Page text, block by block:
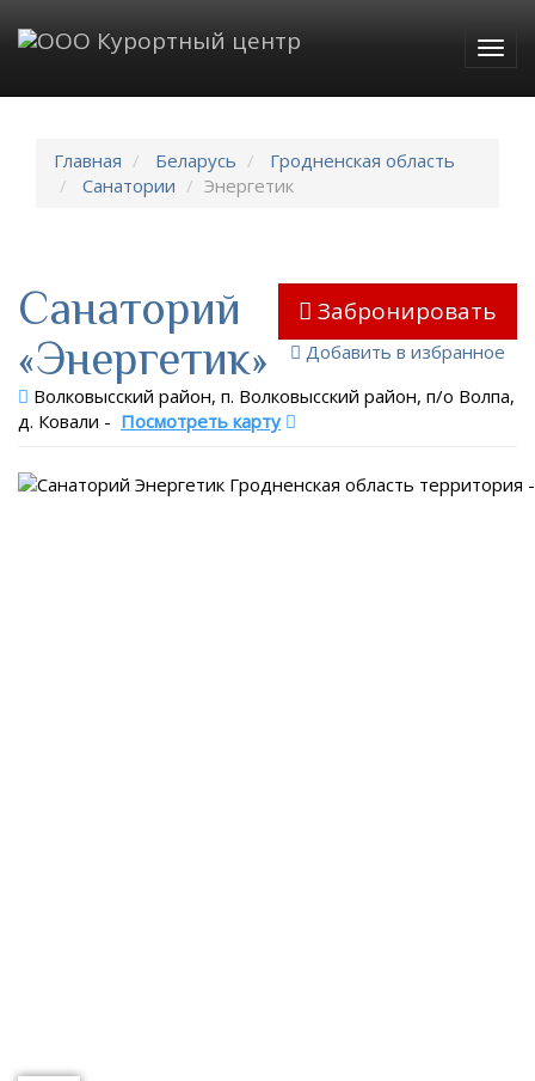
Главная Беларусь
Гродненская область
Санатории
Энергетик
Забронировать
Добавить в избранное
Санаторий
«Энергетик»
Волковысский район, п. Волковысский район, п/о Волпа,
д. Ковали - Посмотреть карту